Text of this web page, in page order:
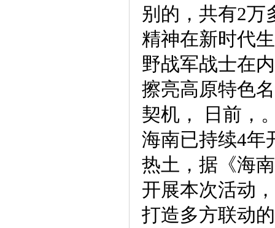
别的，共有2万
精神在新时代
野战军战士在
擦亮高原特色
契机， 日前，
海南已持续4年
热土，据《海
开展本次活动
打造多方联动